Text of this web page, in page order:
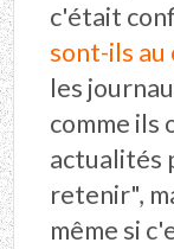
c'était
sont-ils au
les
comme ils
actualités
retenir",
même si